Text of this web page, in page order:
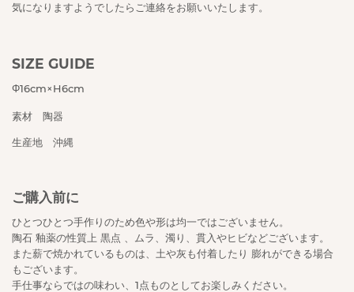
気になりますようでしたらご連絡をお願いいたします。
SIZE GUIDE
Φ16cm×H6cm
素材 陶器
生産地 沖縄
ご購入前に
ひとつひとつ手作りのため色や形は均一ではございません。
陶石 釉薬の性質上 黒点 、ムラ、濁り、貫入やヒビなどございます。
また薪で焼かれているものは、土や灰も付着したり 膨れができる場合
もございます。
手仕事ならではの味わい、1点ものとしてお楽しみください。